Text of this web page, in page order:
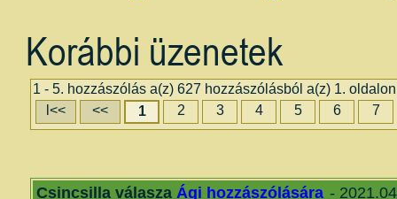
Korábbi üzenetek
1 - 5. hozzászólás a(z) 627 hozzászólásból a(z) 1. oldalon
l<<
<< 1 2 3 4 5 6 7
Csincsilla válasza Ági hozzászólására -